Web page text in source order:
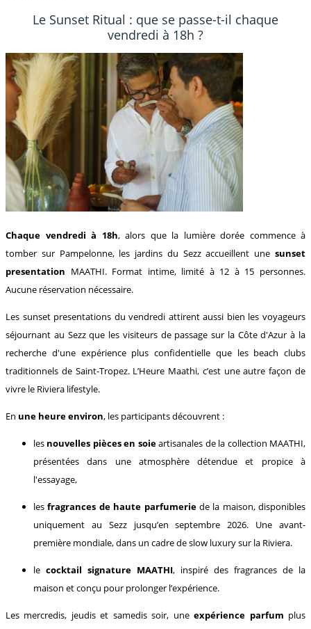
Le Sunset Ritual : que se passe-t-il chaque
vendredi à 18h ?
Chaque vendredi à 18h, alors que la lumière dorée commence à
tomber sur Pampelonne, les jardins du Sezz accueillent une sunset
presentation MAATHI. Format intime, limité à 12 à 15 personnes.
Aucune réservation nécessaire.
Les sunset presentations du vendredi attirent aussi bien les voyageurs
séjournant au Sezz que les visiteurs de passage sur la Côte d'Azur à la
recherche d'une expérience plus confidentielle que les beach clubs
traditionnels de Saint-Tropez. L’Heure Maathi, c’est une autre façon de
vivre le Riviera lifestyle.
En une heure environ, les participants découvrent :
les nouvelles pièces en soieartisanales de la collection MAATHI,
présentées dans une atmosphère détendue et propice à
l'essayage,
lesfragrances de haute parfumeriede la maison, disponibles
uniquement au Sezz jusqu’en septembre 2026. Une avant-
première mondiale, dans un cadre de slow luxury sur la Riviera.
le cocktail signature MAATHI, inspiré des fragrances de la
maison et conçu pour prolonger l’expérience.
Les mercredis, jeudis et samedis soir, uneexpérience parfum plus